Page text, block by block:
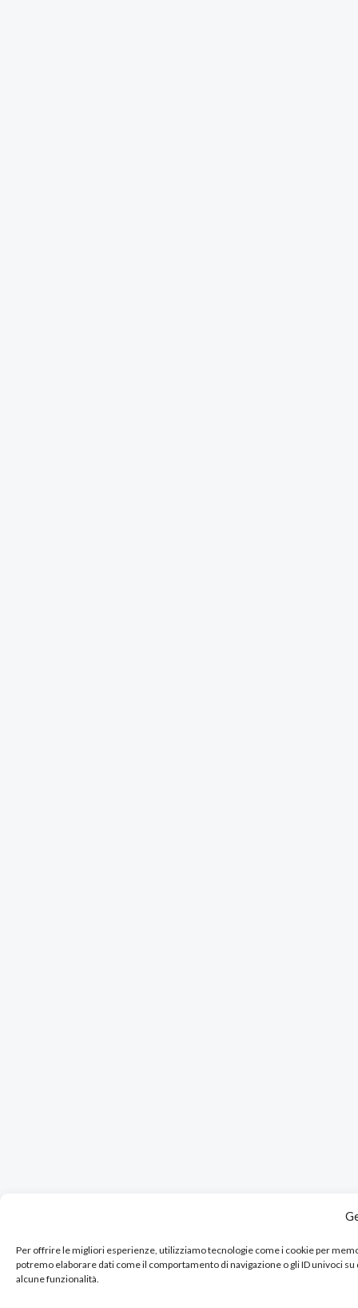
Per offrire le migliori esperienze, utilizziamo tecnologie come i cookie per
potremo elaborare dati come il comportamento di navigazione o gli ID univoci
alcune funzionalità.